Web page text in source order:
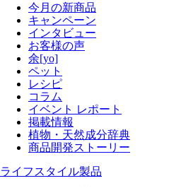
今月の新商品
キャンペーン
インタビュー
お客様の声
余[yo]
ペット
レシピ
コラム
イベント レポート
掲載情報
植物・天然成分辞典
商品開発ストーリー
ライフスタイル製品